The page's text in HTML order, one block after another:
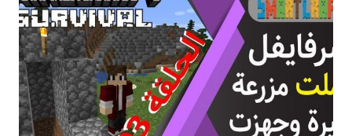
بستكشف
المنجم
سرفايفل
ماين
كرافت
#SMARTCRAFT